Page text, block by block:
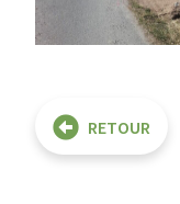
RETOUR